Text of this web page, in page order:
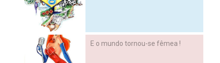
E o mundo tornou-se fêmea !